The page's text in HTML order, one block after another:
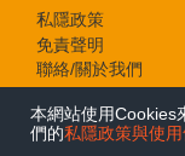
本網站使用Cookies
們的私隱政策與使
私隱政策
免責聲明
聯絡/關於我們
© 2026 e-zone.